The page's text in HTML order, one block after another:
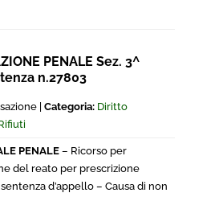
PENALE Sez. 3^
n.27803
| Categoria: Diritto
PENALE – Ricorso per
del reato per prescrizione
d’appello – Causa di non